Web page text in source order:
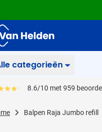
categorieën
reviewpercentage is 86
8.6/10 met 959
Balpen Raja Jumbo refill